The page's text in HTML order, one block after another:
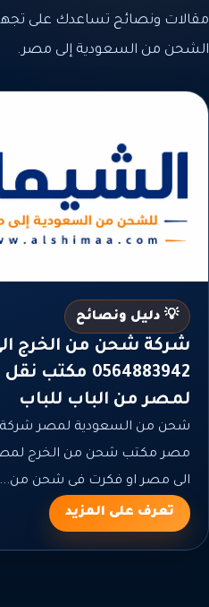
مقالات ونصائح تساعدك على
الشحن من السعودية إلى مصر.
💡 دليل ونصائح
شركة شحن من الخرج
0564883942
لمصر من الباب للباب
شحن من السعودية لمصر
مصر مكتب شحن من الخرج
الى مصر او فكرت فى شحن من...
تعرف على المزيد